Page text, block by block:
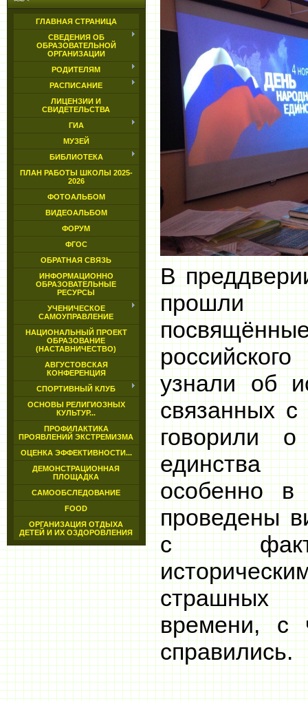
ГЛАВНАЯ СТРАНИЦА
СВЕДЕНИЯ ОБ
ОБРАЗОВАТЕЛЬНОЙ
ОРГАНИЗАЦИИ
РОДИТЕЛЯМ
РАСПИСАНИЕ
ЛИЦЕНЗИИ И
СВИДЕТЕЛЬСТВА
ГИА
МУЗЕЙ
БИБЛИОТЕКА
ПЛАН РАБОТЫ ШКОЛЫ 2025-
2026
ФОТОАЛЬБОМ
ВИДЕОАЛЬБОМ
ФОРУМ
ФГОС
ОБРАТНАЯ СВЯЗЬ
ИНФОРМАЦИОННО
ОБРАЗОВАТЕЛЬНЫЕ
РЕСУРСЫ
УЧЕНИЧЕСКОЕ
САМОУПРАВЛЕНИЕ
НАЦИОНАЛЬНЫЙ ПРОЕКТ
ОБРАЗОВАНИЕ
(НАСТАВНИЧЕСТВО)
АВГУСТОВСКАЯ
КОНФЕРЕНЦИЯ
СПОРТИВНЫЙ КЛУБ
ОСНОВЫ РЕЛИГИОЗНЫХ
КУЛЬТУР...
ПРОФИЛАКТИКА
ПРОЯВЛЕНИЙ ЭКСТРЕМИЗМА
ОЦЕНКА ЭФФЕКТИВНОСТИ...
ДЕМОНСТРАЦИОННАЯ
ПЛОЩАДКА
САМООБСЛЕДОВАНИЕ
FOOD
ОРГАНИЗАЦИЯ ОТДЫХА
ДЕТЕЙ И ИХ ОЗДОРОВЛЕНИЯ
В
прошли
узнали об
связанных
говорили
единства
особенно
проведены
с
страшных
времени, с
справились.